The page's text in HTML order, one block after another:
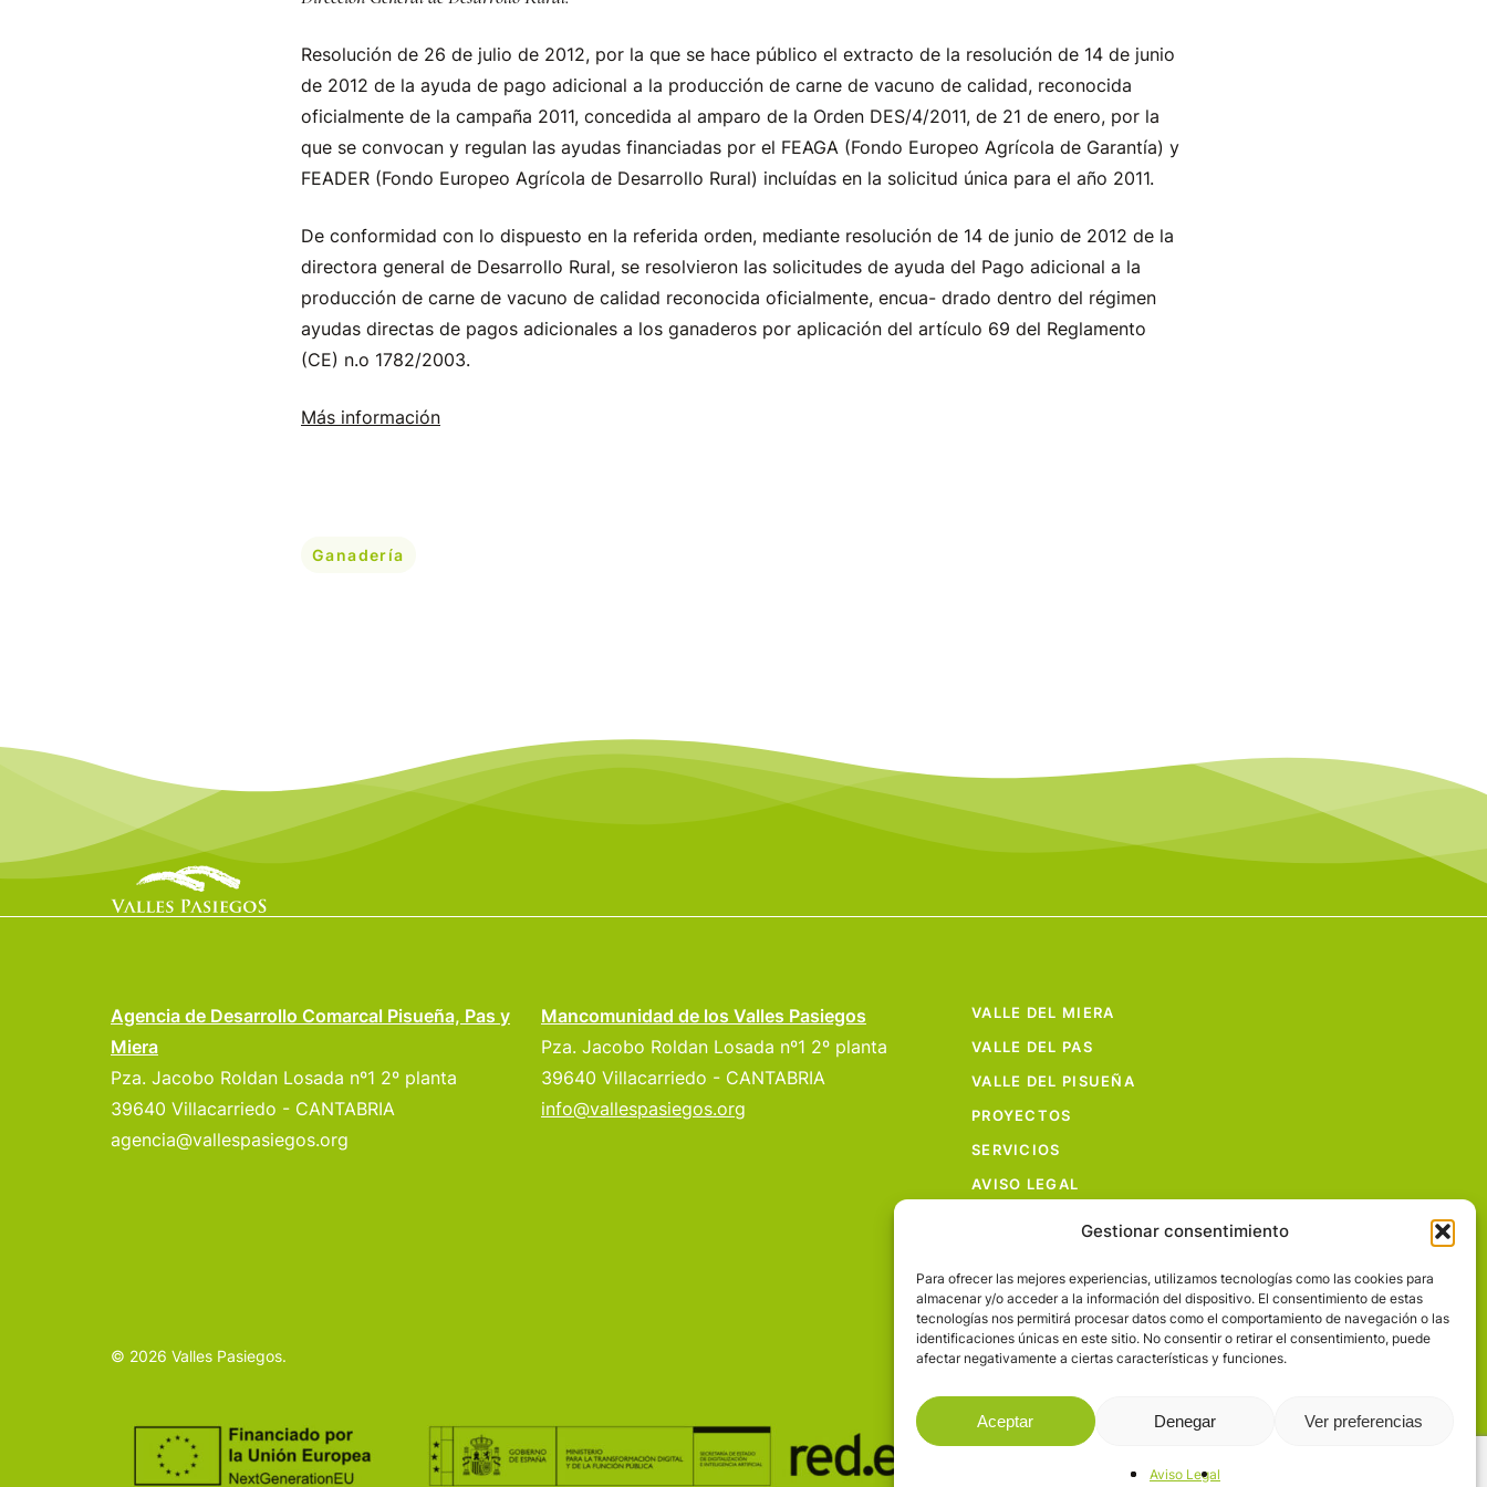
Gestionar consentimiento
Para ofrecer las mejores experiencias, utilizamos tecnologías como las cookies para
almacenar y/o acceder a la información del dispositivo. El consentimiento de estas
tecnologías nos permitirá procesar datos como el comportamiento de navegación o las
identificaciones únicas en este sitio. No consentir o retirar el consentimiento, puede
afectar negativamente a ciertas características y funciones.
Aceptar Denegar Ver preferencias
Aviso Legal
Resolución de 26 de julio de 2012, por la que se hace público el extracto de la resolución de 14 de junio
de 2012 de la ayuda de pago adicional a la producción de carne de vacuno de calidad, reconocida
oficialmente de la campaña 2011, concedida al amparo de la Orden DES/4/2011, de 21 de enero, por la
que se convocan y regulan las ayudas financiadas por el FEAGA (Fondo Europeo Agrícola de Garantía) y
FEADER (Fondo Europeo Agrícola de Desarrollo Rural) incluídas en la solicitud única para el año 2011.
De conformidad con lo dispuesto en la referida orden, mediante resolución de 14 de junio de 2012 de la
directora general de Desarrollo Rural, se resolvieron las solicitudes de ayuda del Pago adicional a la
producción de carne de vacuno de calidad reconocida oficialmente, encua- drado dentro del régimen
ayudas directas de pagos adicionales a los ganaderos por aplicación del artículo 69 del Reglamento
(CE) n.o 1782/2003.
Más información
Ganadería
Agencia de Desarrollo Comarcal Pisueña, Pas y
Miera
Pza. Jacobo Roldan Losada nº1 2º planta
39640 Villacarriedo - CANTABRIA
agencia@vallespasiegos.org
Mancomunidad de los Valles Pasiegos
Pza. Jacobo Roldan Losada nº1 2º planta
39640 Villacarriedo - CANTABRIA
info@vallespasiegos.org
VALLE DEL MIERA
VALLE DEL PAS
VALLE DEL PISUEÑA
PROYECTOS
SERVICIOS
AVISO LEGAL
© 2026 Valles Pasiegos. facebook
flickr